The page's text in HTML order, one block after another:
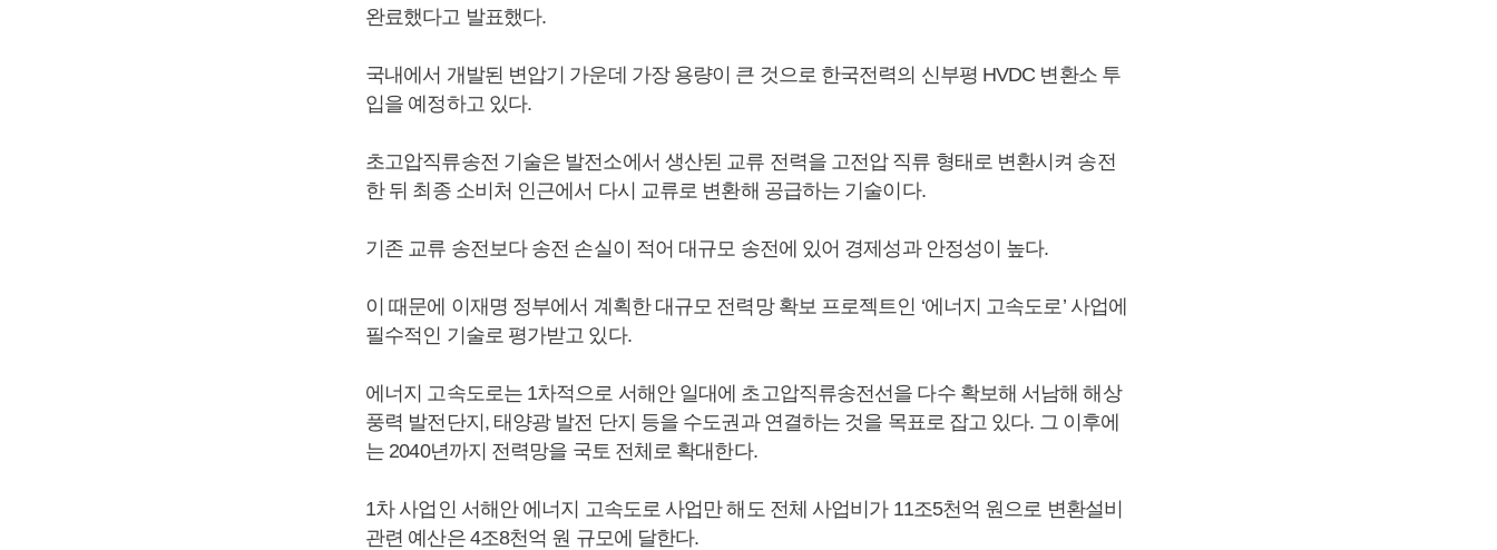
완료했다고 발표했다.
국내에서 개발된 변압기 가운데 가장 용량이 큰 것으로 한국전력의 신부평 HVDC 변환소 투
입을 예정하고 있다.
초고압직류송전 기술은 발전소에서 생산된 교류 전력을 고전압 직류 형태로 변환시켜 송전
한 뒤 최종 소비처 인근에서 다시 교류로 변환해 공급하는 기술이다.
기존 교류 송전보다 송전 손실이 적어 대규모 송전에 있어 경제성과 안정성이 높다.
이 때문에 이재명 정부에서 계획한 대규모 전력망 확보 프로젝트인 ‘에너지 고속도로’ 사업에
필수적인 기술로 평가받고 있다.
에너지 고속도로는 1차적으로 서해안 일대에 초고압직류송전선을 다수 확보해 서남해 해상
풍력 발전단지, 태양광 발전 단지 등을 수도권과 연결하는 것을 목표로 잡고 있다. 그 이후에
는 2040년까지 전력망을 국토 전체로 확대한다.
1차 사업인 서해안 에너지 고속도로 사업만 해도 전체 사업비가 11조5천억 원으로 변환설비
관련 예산은 4조8천억 원 규모에 달한다.